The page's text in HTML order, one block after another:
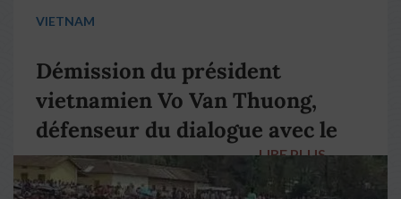
VIETNAM
Démission du président
vietnamien Vo Van Thuong,
défenseur du dialogue avec le
pape François
LIRE PLUS →